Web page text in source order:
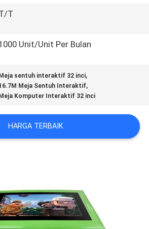
T
Unit/Unit Per Bulan
Meja sentuh interaktif 32 inci,
Meja Sentuh Interaktif,
Meja Komputer Interaktif 32 inci
HARGA TERBAIK